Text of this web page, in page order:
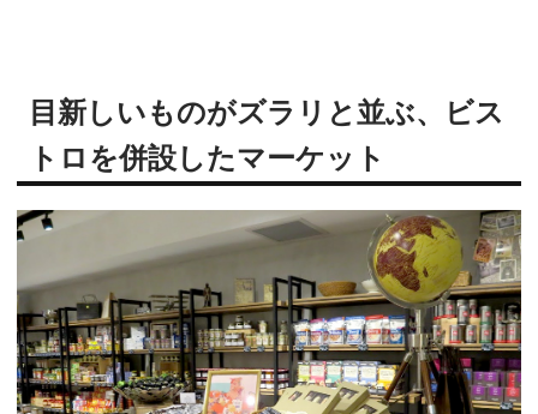
目新しいものがズラリと並ぶ、ビス
トロを併設したマーケット